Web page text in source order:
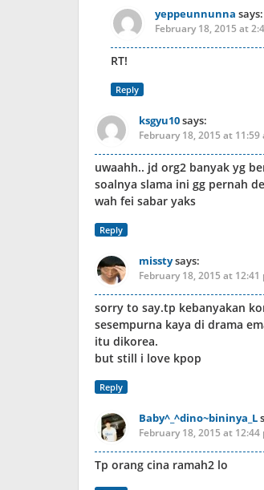
yeppeunnunna says:
February 18, 2015 at
RT!
Reply
ksgyu10says:
February 18, 2015 at 11:59
uwaahh.. jd org2 banyak yg
soalnya slama ini gg pernah
wah fei sabar yaks
Reply
misstysays:
February 18, 2015 at 12:41
sorry to say.tp kebanyakan
sesempurna kaya di drama
itu dikorea.
but still i love kpop
Reply
Baby^_^dino~bininya_L
February 18, 2015 at 12:44
Tp orang cina ramah2 lo